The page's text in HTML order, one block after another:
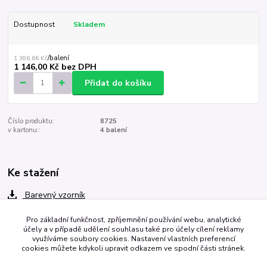
Dostupnost Skladem
1 386,66 Kč/balení
1 146,00 Kč bez DPH
Přidat do košíku
Číslo produktu:
8725
v kartonu::
4 balení
Ke stažení
Barevný vzorník
Zboží zařazeno v kategoriích
Pro základní funkčnost, zpříjemnění používání webu, analytické
účely a v případě udělení souhlasu také pro účely cílení reklamy
využíváme soubory cookies. Nastavení vlastních preferencí
cookies můžete kdykoli upravit odkazem ve spodní části stránek.